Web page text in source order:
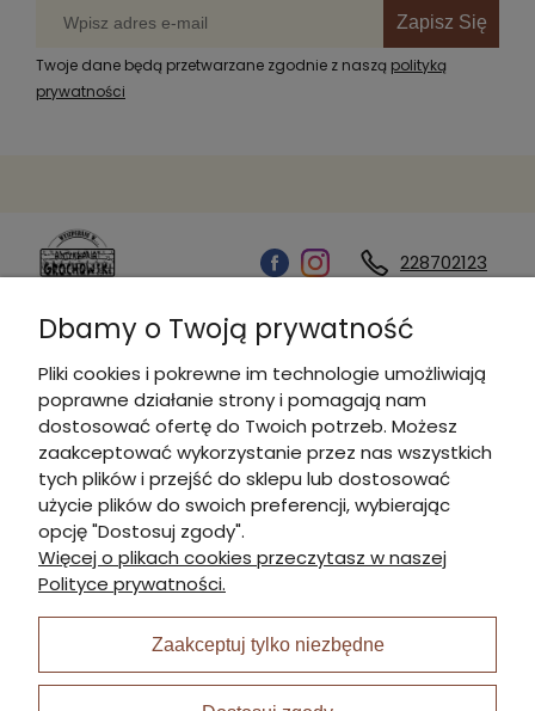
Zapisz Się
Twoje dane będą przetwarzane zgodnie z naszą polityką
prywatności
228702123
Kontakt
Informacje
Płatności i dostawa
Moje konto
I Nagroda w plabiscycie:
Dbamy o Twoją prywatność
Pliki cookies i pokrewne im technologie umożliwiają
poprawne działanie strony i pomagają nam
dostosować ofertę do Twoich potrzeb. Możesz
zaakceptować wykorzystanie przez nas wszystkich
tych plików i przejść do sklepu lub dostosować
użycie plików do swoich preferencji, wybierając
opcję "Dostosuj zgody".
Więcej o plikach cookies przeczytasz w naszej
Polityce prywatności.
Zaakceptuj tylko niezbędne